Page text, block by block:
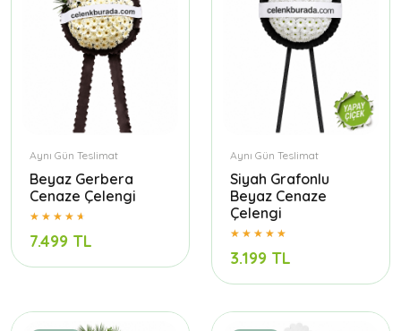
Aynı Gün Teslimat
Beyaz Gerbera
Cenaze Çelengi
7.499 TL
Aynı Gün Teslimat
Siyah Grafonlu
Beyaz Cenaze
Çelengi
3.199 TL